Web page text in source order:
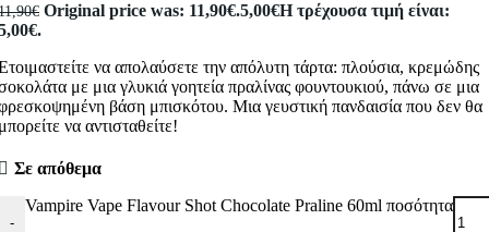
€ Original price was: 11,90€.5,00€Η τρέχουσα τιμή είναι:
να απολαύσετε την απόλυτη τάρτα: πλούσια, κρεμώδης
με μια γλυκιά γοητεία πραλίνας φουντουκιού, πάνω σε μια
βάση μπισκότου. Μια γευστική πανδαισία που δεν θα
να αντισταθείτε!
Σε απόθεμα
-
Vampire Vape Flavour Shot Chocolate Praline 60ml ποσότητα